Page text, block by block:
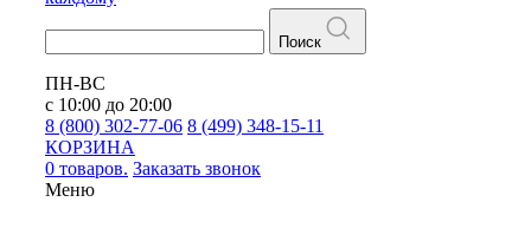
Поиск
ПН-ВС
с 10:00 до 20:00
8 (800) 302-77-06 8 (499) 348-15-11
КОРЗИНА
0 товаров. Заказать звонок
Меню